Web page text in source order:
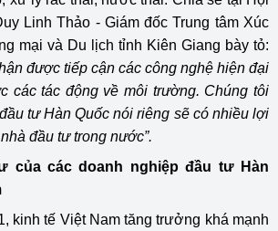
Linh Thảo - Giám đốc Trung tâm Xúc
mại và Du lịch tỉnh Kiên Giang bày tỏ:
được tiếp cận các công nghệ hiện đại
các tác động về môi trường. Chúng tôi
tư Hàn Quốc nói riêng sẽ có nhiều lợi
đầu tư trong nước”.
của các doanh nghiệp đầu tư Hàn
kinh tế Việt Nam tăng trưởng khá mạnh